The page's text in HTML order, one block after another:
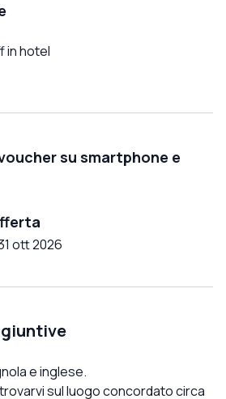
in hotel
su smartphone e
ott 2026
e inglese.
sul luogo concordato circa